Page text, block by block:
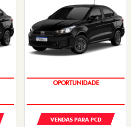
PREÇOS REDUZIDOS
VENDAS PARA PCD